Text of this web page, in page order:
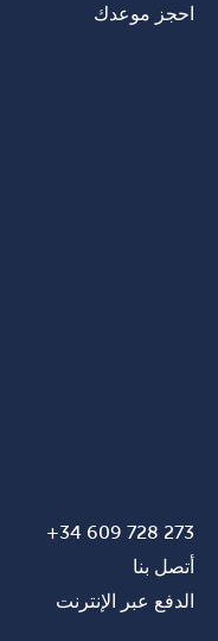
احجز موعدك
273 728 609 34+
أتصل بنا
الدفع عبر الإنترنت